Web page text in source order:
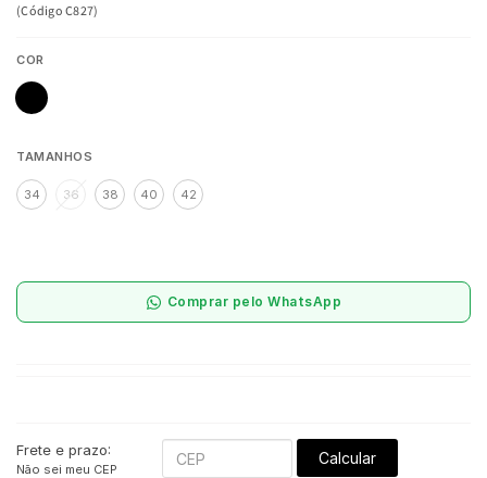
(Código C827)
COR
TAMANHOS
34 36 38 40 42
Comprar pelo WhatsApp
Frete e prazo:
Não sei meu CEP
Calcular